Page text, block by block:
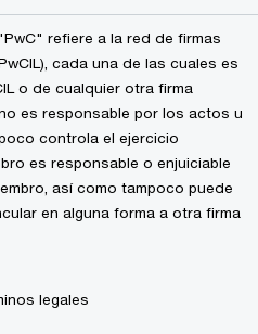
refiere a la red de firmas
cada una de las cuales es
o de cualquier otra firma
es responsable por los actos u
controla el ejercicio
es responsable o enjuiciable
así como tampoco puede
en alguna forma a otra firma
legales